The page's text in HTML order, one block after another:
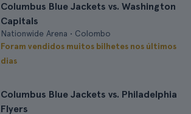
Columbus Blue Jackets vs. Washington
Capitals
Nationwide Arena • Colombo
Foram vendidos muitos bilhetes nos últimos
dias
Columbus Blue Jackets vs. Philadelphia
Flyers